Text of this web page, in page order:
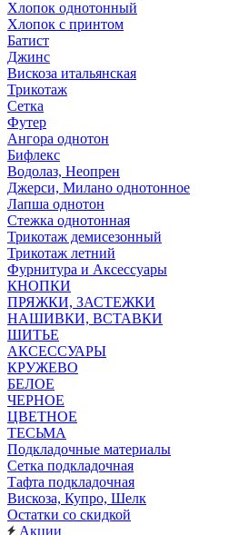
Хлопок однотонный
Хлопок с принтом
Батист
Джинс
Вискоза итальянская
Трикотаж
Сетка
Футер
Ангора однотон
Бифлекс
Водолаз, Неопрен
Джерси, Милано однотонное
Лапша однотон
Стежка однотонная
Трикотаж демисезонный
Трикотаж летний
Фурнитура и Аксессуары
КНОПКИ
ПРЯЖКИ, ЗАСТЕЖКИ
НАШИВКИ, ВСТАВКИ
ШИТЬЕ
АКСЕССУАРЫ
КРУЖЕВО
БЕЛОЕ
ЧЕРНОЕ
ЦВЕТНОЕ
ТЕСЬМА
Подкладочные материалы
Сетка подкладочная
Тафта подкладочная
Вискоза, Купро, Шелк
Остатки со скидкой
Акции